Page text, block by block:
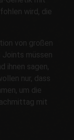
wird, die
von großen
müssen
ihnen sagen,
nur, dass
um die
mit